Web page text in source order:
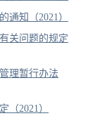
通知（2021）
关问题的规定
理暂行办法
（2021）